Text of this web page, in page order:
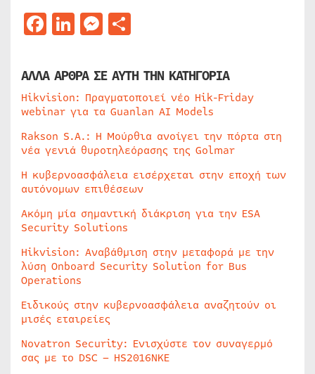
Facebook
LinkedIn
Messenger
ΑΛΛΑ ΑΡΘΡΑ ΣΕ ΑΥΤΗ ΤΗΝ ΚΑΤΗΓΟΡΙΑ
Hikvision: Πραγματοποιεί νέο Hik-Friday
webinar για τα Guanlan AI Models
Rakson S.A.: Η Μούρθια ανοίγει την πόρτα στη
νέα γενιά θυροτηλεόρασης της Golmar
Η κυβερνοασφάλεια εισέρχεται στην εποχή των
αυτόνομων επιθέσεων
Ακόμη μία σημαντική διάκριση για την ESA
Security Solutions
Hikvision: Αναβάθμιση στην μεταφορά με την
λύση Onboard Security Solution for Bus
Operations
Ειδικούς στην κυβερνοασφάλεια αναζητούν οι
μισές εταιρείες
Novatron Security: Ενισχύστε τον συναγερμό
σας με το DSC – HS2016NKE